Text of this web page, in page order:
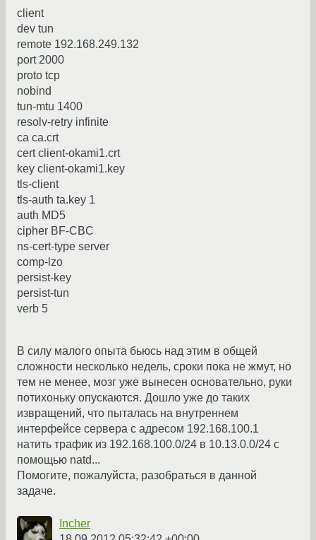
client
dev tun
remote 192.168.249.132
port 2000
proto tcp
nobind
tun-mtu 1400
resolv-retry infinite
ca ca.crt
cert client-okami1.crt
key client-okami1.key
tls-client
tls-auth ta.key 1
auth MD5
cipher BF-CBC
ns-cert-type server
comp-lzo
persist-key
persist-tun
verb 5
В силу малого опыта бьюсь над этим в общей
сложности несколько недель, сроки пока не жмут, но
тем не менее, мозг уже вынесен основательно, руки
потихоньку опускаются. Дошло уже до таких
извращений, что пыталась на внутреннем
интерфейсе сервера с адресом 192.168.100.1
натить трафик из 192.168.100.0/24 в 10.13.0.0/24 с
помощью natd...
Помогите, пожалуйста, разобраться в данной
задаче.
Incher